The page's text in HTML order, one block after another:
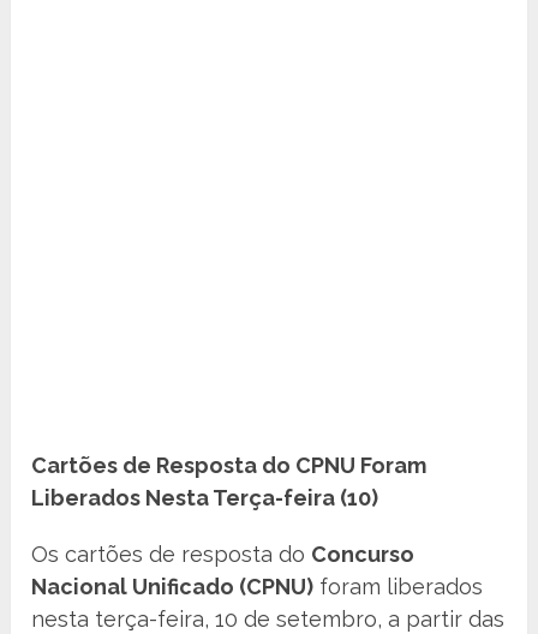
Cartões de Resposta do CPNU Foram
Liberados Nesta Terça-feira (10)
Os cartões de resposta do Concurso
Nacional Unificado (CPNU) foram liberados
nesta terça-feira, 10 de setembro, a partir das